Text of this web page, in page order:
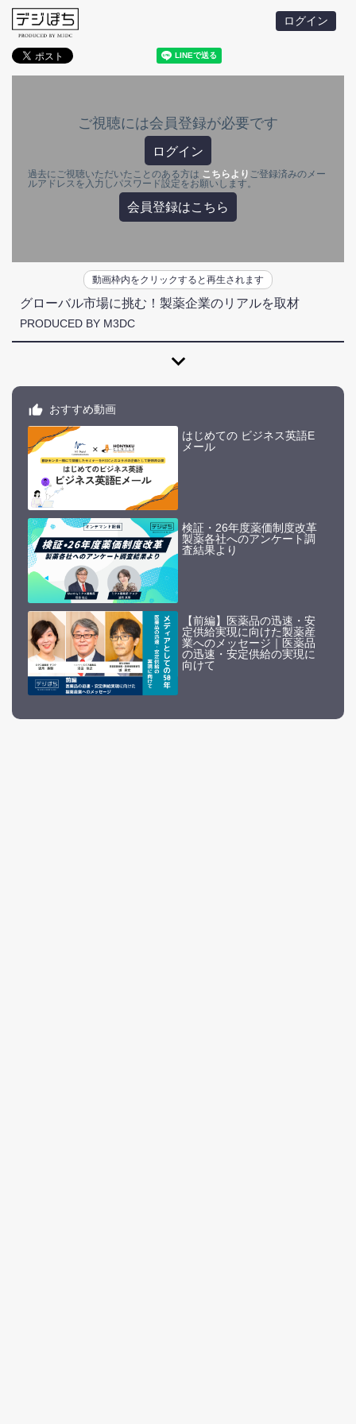
ログイン
ご視聴には会員登録が必要です
ログイン
過去にご視聴いただいたことのある方は こちらより ご登録済みのメー
ルアドレスを入力しパスワード設定をお願いします。
会員登録はこちら
動画枠内をクリックすると再生されます
グローバル市場に挑む！製薬企業のリアルを取材
PRODUCED BY M3DC
expand_more
おすすめ動画
はじめての ビジネス英語E
メール
検証・26年度薬価制度改革
製薬各社へのアンケート調
査結果より
【前編】医薬品の迅速・安
定供給実現に向けた製薬産
業へのメッセージ｜医薬品
の迅速・安定供給の実現に
向けて